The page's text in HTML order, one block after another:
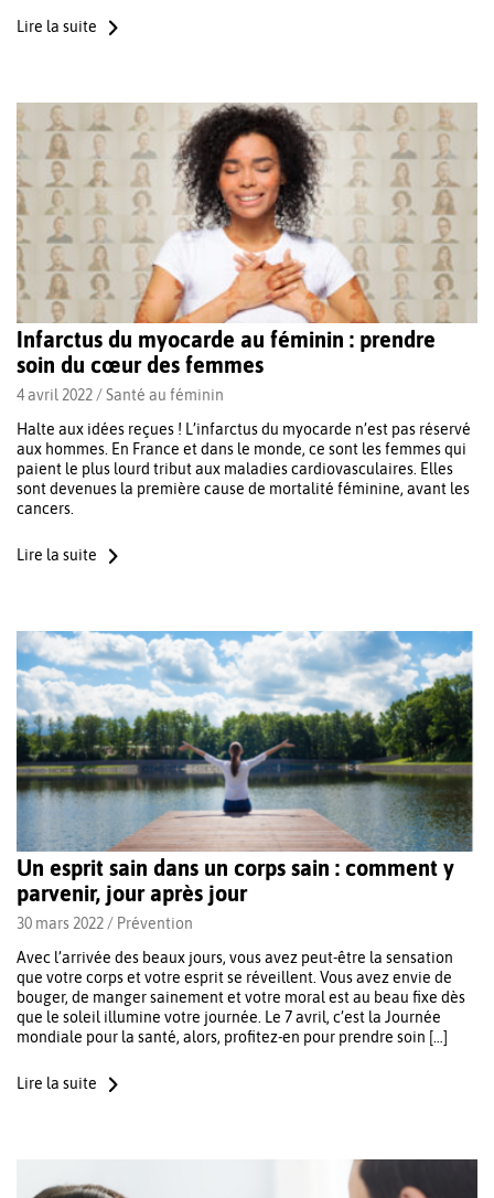
Lire la suite
Infarctus du myocarde au féminin : prendre
soin du cœur des femmes
4 avril 2022 /Santé au féminin
Halte aux idées reçues ! L’infarctus du myocarde n’est pas réservé
aux hommes. En France et dans le monde, ce sont les femmes qui
paient le plus lourd tribut aux maladies cardiovasculaires. Elles
sont devenues la première cause de mortalité féminine, avant les
cancers.
Lire la suite
Un esprit sain dans un corps sain : comment y
parvenir, jour après jour
30 mars 2022 / Prévention
Avec l’arrivée des beaux jours, vous avez peut-être la sensation
que votre corps et votre esprit se réveillent. Vous avez envie de
bouger, de manger sainement et votre moral est au beau fixe dès
que le soleil illumine votre journée. Le 7 avril, c’est la Journée
mondiale pour la santé, alors, profitez-en pour prendre soin […]
Lire la suite